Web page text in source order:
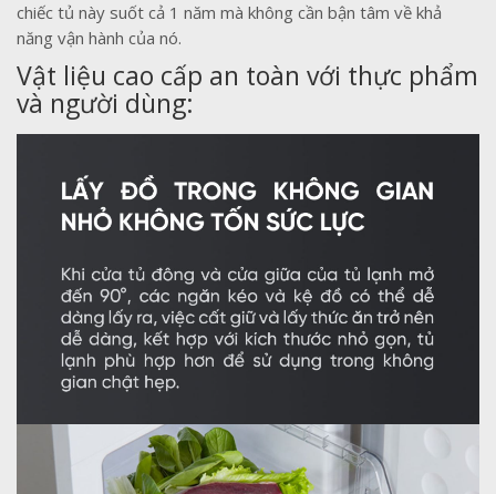
chiếc tủ này suốt cả 1 năm mà không cần bận tâm về khả
năng vận hành của nó.
Vật liệu cao cấp an toàn với thực phẩm
và người dùng: